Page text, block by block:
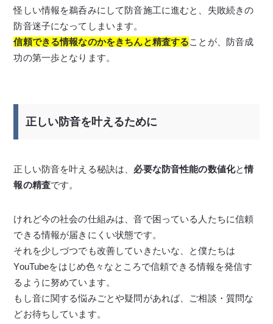
怪しい情報を鵜呑みにして防音施工に進むと、失敗続きの
防音迷子になってしまいます。
信頼できる情報なのかをきちんと精査することが、防音成
功の第一歩となります。
正しい防音を叶えるために
正しい防音を叶える秘訣は、 必要な防音性能の数値化と情
報の精査です。
けれど今の社会の仕組みは、音で困っている人たちに信頼
できる情報が届きにくい状態です。
それを少しづつでも改善していきたいな、と僕たちは
YouTubeをはじめ色々なところで信頼できる情報を発信す
るように努めています。
もし音に関する悩みごとや疑問があれば、ご相談・質問な
どお待ちしています。